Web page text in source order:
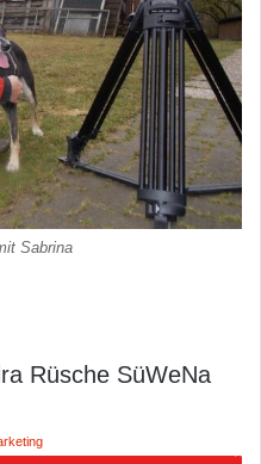
Sabrina
Rüsche SüWeNa